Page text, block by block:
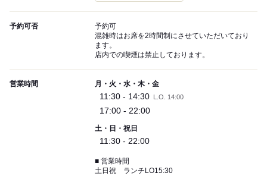
予約可否
予約可
混雑時はお席を2時間制にさせていただいており
ます。
店内での喫煙は禁止しております。
営業時間 月・火・水・木・金
11:30 - 14:30 L.O. 14:00
17:00 - 22:00
土・日・祝日
11:30 - 22:00
■ 営業時間
土日祝 ランチLO15:30